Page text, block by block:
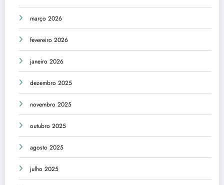
março 2026
fevereiro 2026
janeiro 2026
dezembro 2025
novembro 2025
outubro 2025
agosto 2025
julho 2025